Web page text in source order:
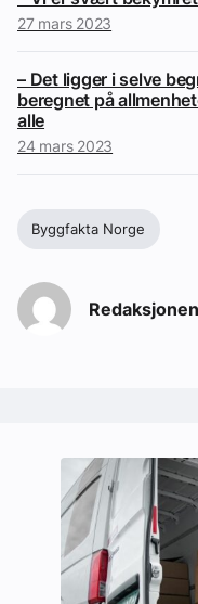
27 mars 2023
– Det ligger i selve
beregnet på
alle
24 mars 2023
Byggfakta Norge
Redaksjonen